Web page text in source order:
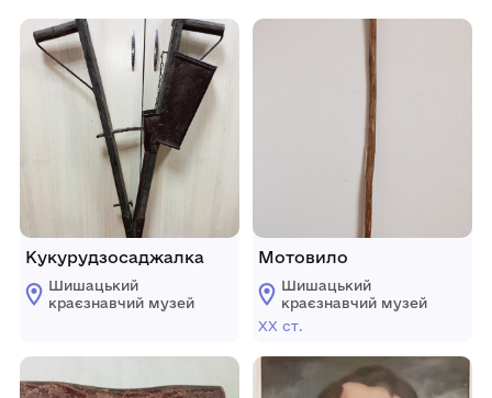
Кукурудзосаджалка
Шишацький
краєзнавчий музей
Мотовило
Шишацький
краєзнавчий музей
ХХ ст.